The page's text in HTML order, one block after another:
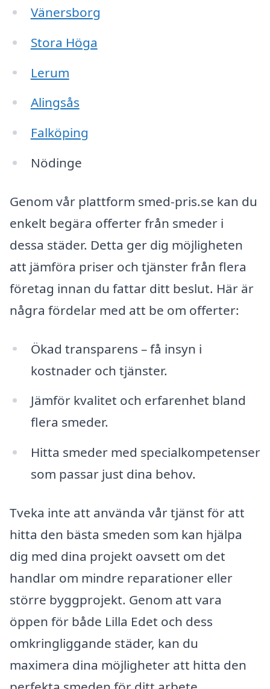
Vänersborg
Stora Höga
Lerum
Alingsås
Falköping
Nödinge
Genom vår plattform smed-pris.se kan du
enkelt begära offerter från smeder i
dessa städer. Detta ger dig möjligheten
att jämföra priser och tjänster från flera
företag innan du fattar ditt beslut. Här är
några fördelar med att be om offerter:
Ökad transparens – få insyn i
kostnader och tjänster.
Jämför kvalitet och erfarenhet bland
flera smeder.
Hitta smeder med specialkompetenser
som passar just dina behov.
Tveka inte att använda vår tjänst för att
hitta den bästa smeden som kan hjälpa
dig med dina projekt oavsett om det
handlar om mindre reparationer eller
större byggprojekt. Genom att vara
öppen för både Lilla Edet och dess
omkringliggande städer, kan du
maximera dina möjligheter att hitta den